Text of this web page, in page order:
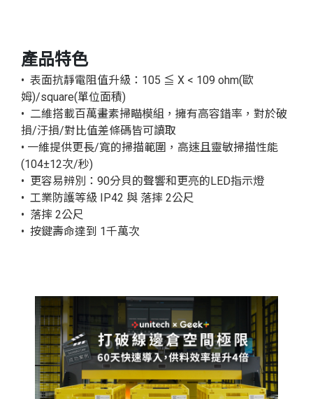
產品特色
• 表面抗靜電阻值升級：105 ≦ X < 109 ohm(歐
姆)/square(單位面積)
• 二維搭載百萬畫素掃瞄模組，擁有高容錯率，對於破
損/汙損/對比值差條碼皆可讀取
• 一維提供更長/寬的掃描範圍，高速且靈敏掃描性能
(104±12次/秒)
• 更容易辨別：90分貝的聲響和更亮的LED指示燈
• 工業防護等級 IP42 與 落摔 2公尺
• 落摔 2公尺
• 按鍵壽命達到 1千萬次